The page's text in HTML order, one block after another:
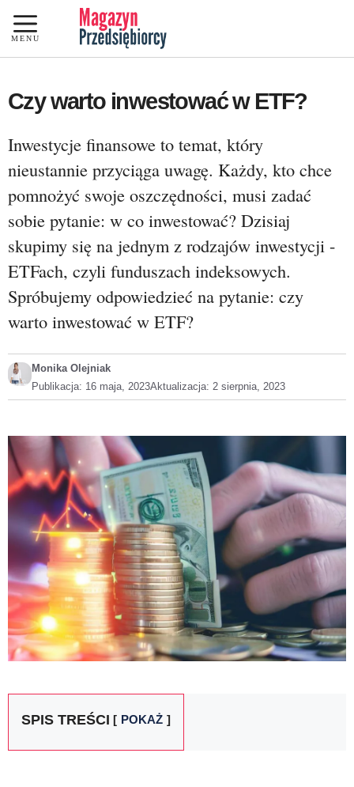
Przejdź
do
treści
MENU
Czy warto inwestować w ETF?
Inwestycje finansowe to temat, który
nieustannie przyciąga uwagę. Każdy, kto chce
pomnożyć swoje oszczędności, musi zadać
sobie pytanie: w co inwestować? Dzisiaj
skupimy się na jednym z rodzajów inwestycji -
ETFach, czyli funduszach indeksowych.
Spróbujemy odpowiedzieć na pytanie: czy
warto inwestować w ETF?
Monika Olejniak
Publikacja: 16 maja, 2023Aktualizacja: 2 sierpnia, 2023
SPIS TREŚCI POKAŻ